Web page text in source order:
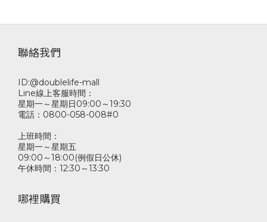
聯絡我們
ID:@doublelife-mall
Line線上客服時間：
星期一～星期日09:00～19:30
電話：0800-058-008#0
上班時間：
星期一～星期五
09:00～18:00(例假日公休)
午休時間：12:30～13:30
哪裡購買